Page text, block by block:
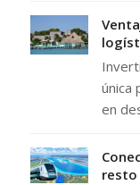
única
en
resto